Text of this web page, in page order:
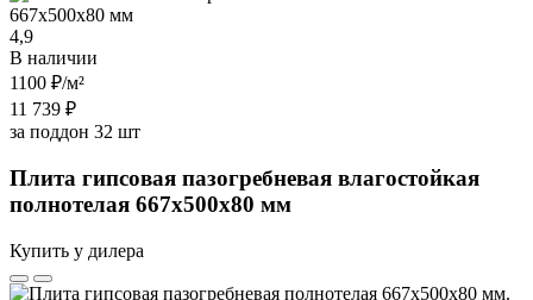
4,9
В наличии
1100 ₽/м²
11 739 ₽
за поддон 32 шт
Плита гипсовая пазогребневая влагостойкая
полнотелая 667х500х80 мм
Купить у дилера